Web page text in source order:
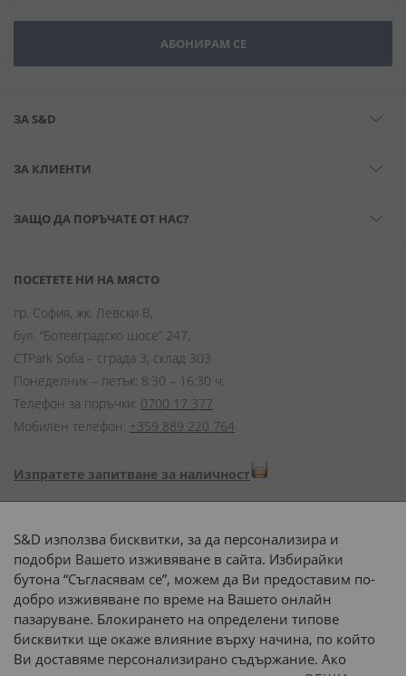
АБОНИРАМ СЕ
ЗА S&D
ЗА КЛИЕНТИ
ЗАЩО ДА ПОРЪЧАТЕ ОТ НАС?
ПОСЕТЕТЕ НИ НА МЯСТО
гр. София, жк. Левски В,
бул. “Ботевградско шосе” 247,
CTPark Sofia – сграда 3, склад 303
Понеделник – петък: 8:30 – 16:30 ч.
Телефон за поръчки: 0700 17 377
Мобилен телефон: +359 889 220 764
Изпратете запитване за наличност
Начини на плащане:
Доставка до адрес с:
или
наш транспорт
S&D използва бисквитки, за да персонализира и
подобри Вашето изживяване в сайта. Избирайки
бутона “Съгласявам се”, можем да Ви предоставим по-
добро изживяване по време на Вашето онлайн
пазаруване. Блокирането на определени типове
бисквитки ще окаже влияние върху начина, по който
Ви доставяме персонализирано съдържание. Ако